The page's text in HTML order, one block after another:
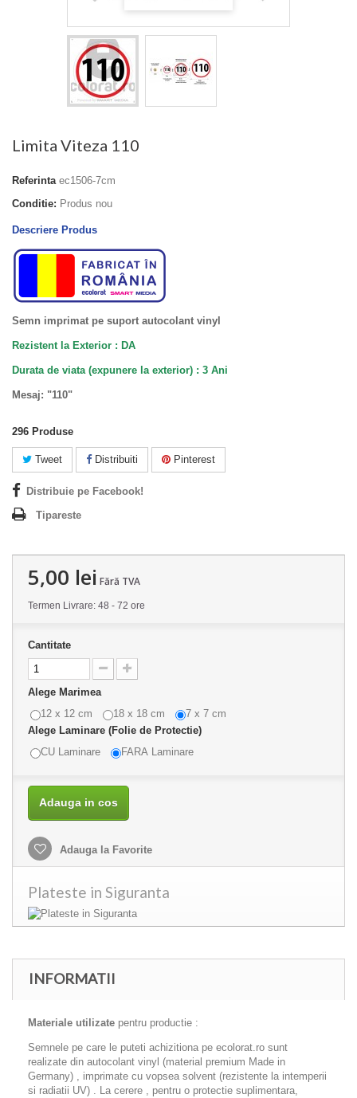
Limita Viteza 110
Referinta ec1506-7cm
Conditie: Produs nou
Descriere Produs
Semn imprimat pe suport autocolant vinyl
Rezistent la Exterior : DA
Durata de viata (expunere la exterior) : 3 Ani
Mesaj: "110"
296 Produse
Tweet Distribuiti Pinterest
Distribuie pe Facebook!
Tipareste
5,00 lei Fără TVA
Termen Livrare: 48 - 72 ore
Cantitate
Alege Marimea
12 x 12 cm
18 x 18 cm
7 x 7 cm
Alege Laminare (Folie de Protectie)
CU Laminare
FARA Laminare
Adauga in cos
Adauga la Favorite
Plateste in Siguranta
INFORMATII
Materiale utilizate pentru productie :
Semnele pe care le puteti achizitiona pe ecolorat.ro sunt
realizate din autocolant vinyl (material premium Made in
Germany) , imprimate cu vopsea solvent (rezistente la intemperii
si radiatii UV) . La cerere , pentru o protectie suplimentara,